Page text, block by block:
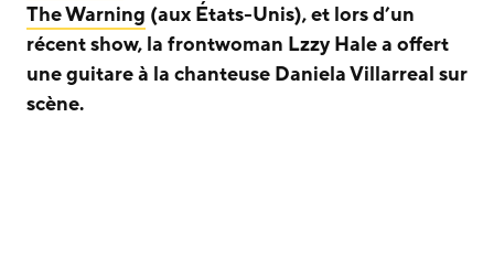
The Warning (aux États-Unis), et lors d’un
récent show, la frontwoman Lzzy Hale a offert
une guitare à la chanteuse Daniela Villarreal sur
scène.